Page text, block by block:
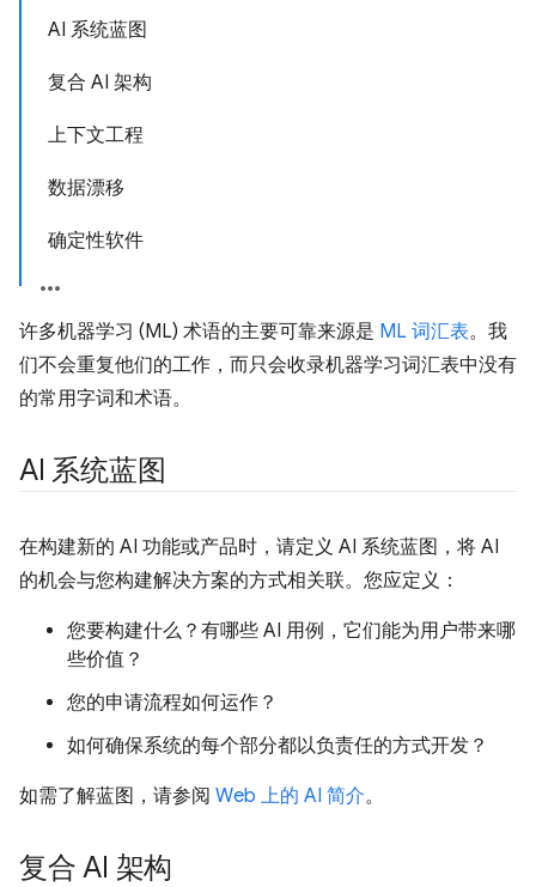
AI 系统蓝图
复合 AI 架构
上下文工程
数据漂移
确定性软件
许多机器学习 (ML) 术语的主要可靠来源是 ML 词汇表。我
们不会重复他们的工作，而只会收录机器学习词汇表中没有
的常用字词和术语。
AI 系统蓝图
在构建新的 AI 功能或产品时，请定义 AI 系统蓝图，将 AI
的机会与您构建解决方案的方式相关联。您应定义：
您要构建什么？有哪些 AI 用例，它们能为用户带来哪
些价值？
您的申请流程如何运作？
如何确保系统的每个部分都以负责任的方式开发？
如需了解蓝图，请参阅 Web 上的 AI 简介。
复合 AI 架构